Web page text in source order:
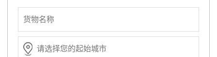
实时订单 上海到广州物流专线 专线物流 2020-12-22
实时订单 上海到深圳物流专线